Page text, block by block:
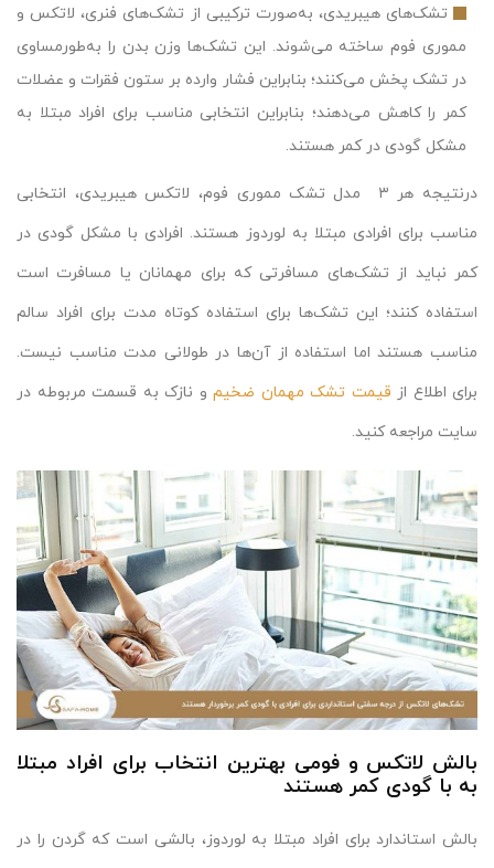
تشک‌های هیبریدی، به‌صورت ترکیبی از تشک‌های فنری، لاتکس و
مموری فوم ساخته می‌شوند. این تشک‌ها وزن بدن را به‌طورمساوی
در تشک پخش می‌کنند؛ بنابراین فشار وارده بر ستون فقرات و عضلات
کمر را کاهش می‌دهند؛ بنابراین انتخابی مناسب برای افراد مبتلا به
مشکل گودی در کمر هستند.
درنتیجه هر ۳ مدل تشک‌ مموری فوم، لاتکس هیبریدی، انتخابی
مناسب برای افرادی مبتلا به لوردوز هستند. افرادی با مشکل گودی در
کمر نباید از تشک‌های مسافرتی که برای مهمانان یا مسافرت است
استفاده کنند؛ این تشک‌ها برای استفاده کوتاه مدت برای افراد سالم
مناسب هستند اما استفاده از آن‌ها در طولانی مدت مناسب نیست.
برای اطلاع از قیمت تشک مهمان ضخیم و نازک به قسمت مربوطه در
سایت مراجعه کنید.
بالش لاتکس و فومی بهترین انتخاب برای افراد مبتلا
به با گودی کمر هستند
بالش استاندارد برای افراد مبتلا به لوردوز، بالشی است که گردن را در